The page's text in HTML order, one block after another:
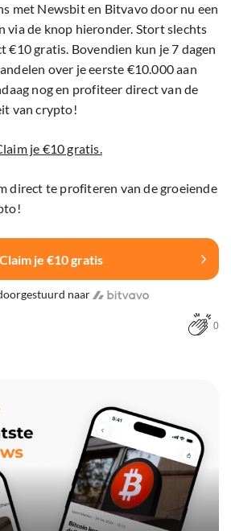
met Newsbit en Bitvavo door nu een
via de knop hieronder. Stort slechts
€10 gratis. Bovendien kun je 7 dagen
over je eerste €10.000 aan
nog en profiteer direct van de
van crypto!
je €10 gratis.
direct te profiteren van de groeiende
Claim je €10 gratis
naar
0